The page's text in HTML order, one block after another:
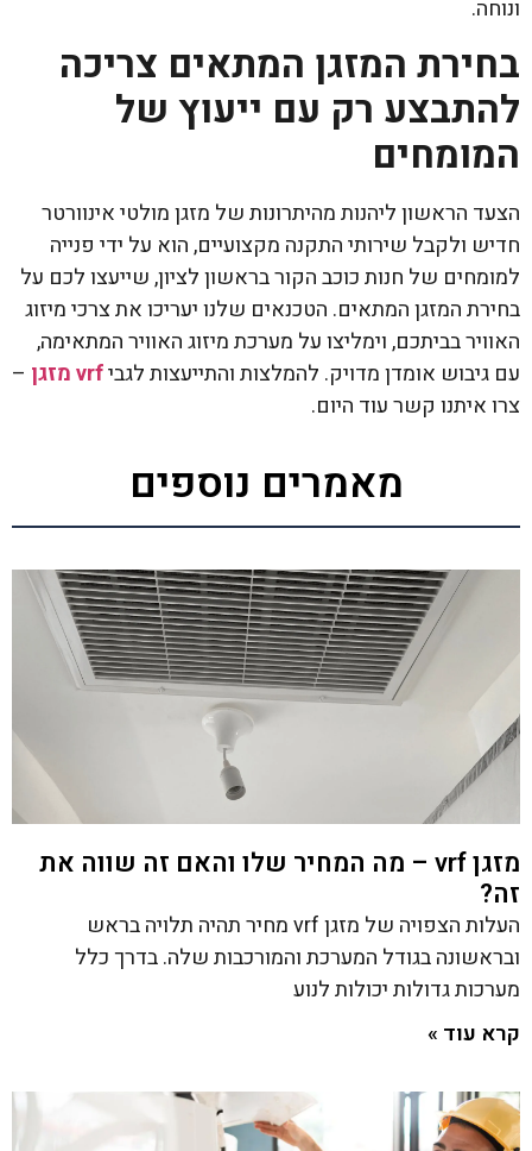
ונוחה.
בחירת המזגן המתאים צריכה
להתבצע רק עם ייעוץ של
המומחים
הצעד הראשון ליהנות מהיתרונות של מזגן מולטי אינוורטר
חדיש ולקבל שירותי התקנה מקצועיים, הוא על ידי פנייה
למומחים של חנות כוכב הקור בראשון לציון, שייעצו לכם על
בחירת המזגן המתאים. הטכנאים שלנו יעריכו את צרכי מיזוג
האוויר בביתכם, וימליצו על מערכת מיזוג האוויר המתאימה,
עם גיבוש אומדן מדויק. להמלצות והתייעצות לגביvrf מזגן
–
צרו איתנו קשר עוד היום.
מאמרים נוספים
מזגן vrf – מה המחיר שלו והאם זה שווה את
זה?
העלות הצפויה של מזגן vrf מחיר תהיה תלויה בראש
ובראשונה בגודל המערכת והמורכבות שלה. בדרך כלל
מערכות גדולות יכולות לנוע
קרא עוד »